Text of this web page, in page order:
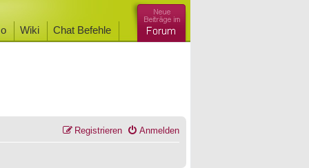
Wiki Chat Befehle
Anmelden
Registrieren